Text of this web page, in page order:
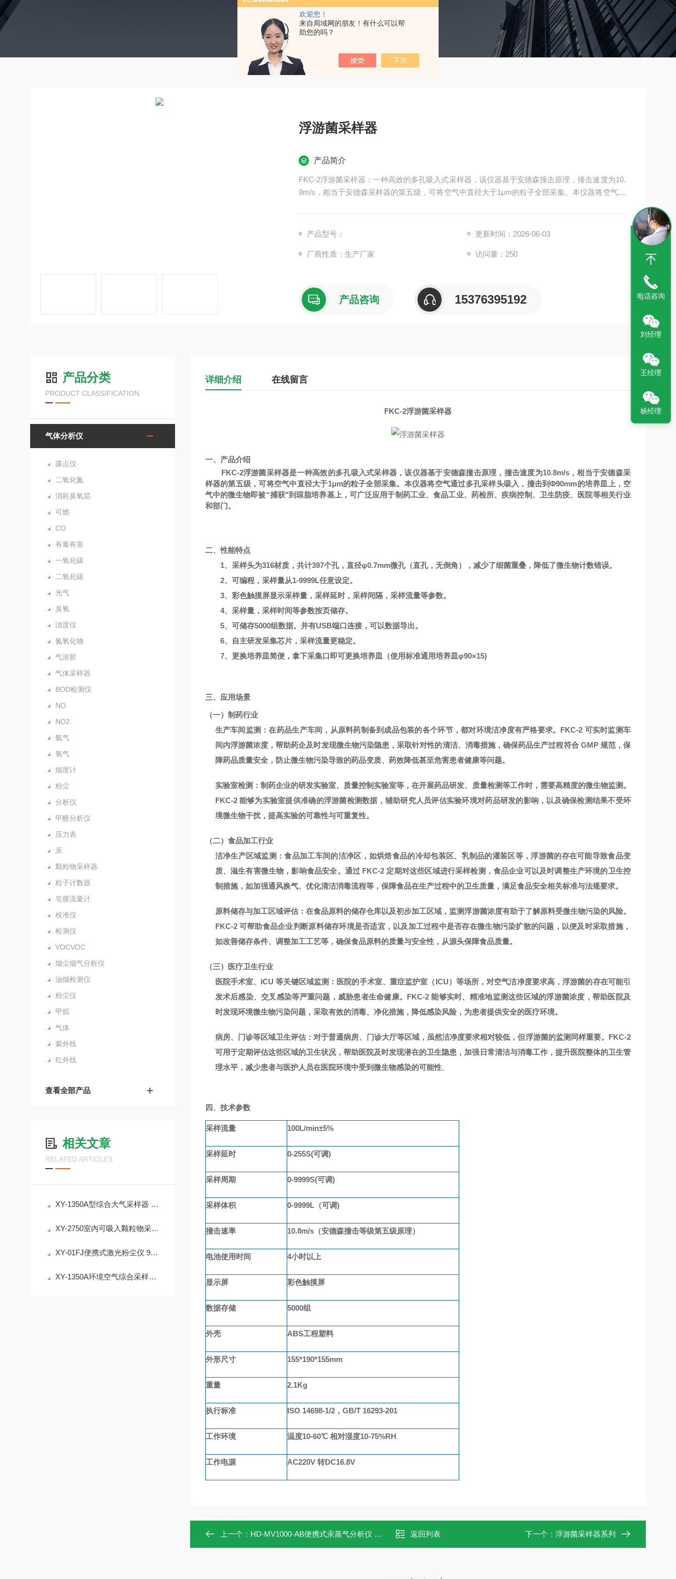
欢迎您！
来自局域网的朋友！有什么可以帮
助您的吗？
浮游菌采样器
产品简介
FKC-2浮游菌采样器：一种高效的多孔吸入式采样器，该仪器基于安德森撞击原理，撞击速度为10.
8m/s，相当于安德森采样器的第五级，可将空气中直径大于1μm的粒子全部采集。本仪器将空气通
产品型号：
更新时间：2026-06-03
厂商性质：生产厂家 访问量：250
产品咨询 15376395192
产品分类
PRODUCT CLASSIFICATION
气体分析仪
露点仪
二氧化氮
消耗臭氧层
可燃
CO
有毒有害
一氧化碳
二氧化碳
光气
臭氧
浊度仪
氮氧化物
气溶胶
气体采样器
BOD检测仪
NO
NO2
氨气
氢气
烟度计
粉尘
分析仪
甲醛分析仪
压力表
汞
颗粒物采样器
粒子计数器
皂膜流量计
校准仪
检测仪
VOCVOC
烟尘烟气分析仪
油烟检测仪
粉尘仪
甲烷
气体
紫外线
红外线
查看全部产品
相关文章
RELATED ARTICLES
XY-1350A型综合大气采样器 环境空气颗粒物采样器
XY-2750室内可吸入颗粒物采样器 PM2.5/PM10采样
XY-01FJ便携式激光粉尘仪 90度散射 自动清洁
XY-1350A环境空气综合采样器：多通道恒流恒温大气采样解决方案
详细介绍 在线留言
FKC-2浮游菌采样器
一、产品介绍
FKC-2浮游菌采样器是一种高效的多孔吸入式采样器，该仪器基于安德森撞击原理，撞击速度为10.8m/s，相当于安德森采
样器的第五级，可将空气中直径大于1μm的粒子全部采集。本仪器将空气通过多孔采样头吸入，撞击到Φ90mm的培养皿上，空
气中的微生物即被“捕获"到琼脂培养基上，可广泛应用于制药工业、食品工业、药检所、疾病控制、卫生防疫、医院等相关行业
和部门。
二、性能特点
1、采样头为316材质，共计397个孔，直径φ0.7mm微孔（直孔，无倒角），减少了细菌重叠，降低了微生物计数错误。
2、可编程，采样量从1-9999L任意设定。
3、彩色触摸屏显示采样量，采样延时，采样间隔，采样流量等参数。
4、采样量，采样时间等参数按页储存。
5、可储存5000组数据。并有USB端口连接，可以数据导出。
6、自主研发采集芯片，采样流量更稳定。
7、更换培养皿简便，拿下采集口即可更换培养皿（使用标准通用培养皿φ90×15)
三、应用场景
（一）制药行业
生产车间监测 ：在药品生产车间，从原料药制备到成品包装的各个环节，都对环境洁净度有严格要求。FKC-2 可实时监测车
间内浮游菌浓度，帮助药企及时发现微生物污染隐患，采取针对性的清洁、消毒措施，确保药品生产过程符合 GMP 规范，保
障药品质量安全，防止微生物污染导致的药品变质、药效降低甚至危害患者健康等问题。
实验室检测 ：制药企业的研发实验室、质量控制实验室等，在开展药品研发、质量检测等工作时，需要高精度的微生物监测。
FKC-2 能够为实验室提供准确的浮游菌检测数据，辅助研究人员评估实验环境对药品研发的影响，以及确保检测结果不受环
境微生物干扰，提高实验的可靠性与可重复性。
（二）食品加工行业
洁净生产区域监测 ：食品加工车间的洁净区，如烘焙食品的冷却包装区、乳制品的灌装区等，浮游菌的存在可能导致食品变
质、滋生有害微生物，影响食品安全。通过 FKC-2 定期对这些区域进行采样检测，食品企业可以及时调整生产环境的卫生控
制措施，如加强通风换气、优化清洁消毒流程等，保障食品在生产过程中的卫生质量，满足食品安全相关标准与法规要求。
原料储存与加工区域评估：在食品原料的储存仓库以及初步加工区域，监测浮游菌浓度有助于了解原料受微生物污染的风险。
FKC-2 可帮助食品企业判断原料储存环境是否适宜，以及加工过程中是否存在微生物污染扩散的问题，以便及时采取措施，
如改善储存条件、调整加工工艺等，确保食品原料的质量与安全性，从源头保障食品质量。
（三）医疗卫生行业
医院手术室、ICU 等关键区域监测 ：医院的手术室、重症监护室（ICU）等场所，对空气洁净度要求高，浮游菌的存在可能引
发术后感染、交叉感染等严重问题，威胁患者生命健康。FKC-2 能够实时、精准地监测这些区域的浮游菌浓度，帮助医院及
时发现环境微生物污染问题，采取有效的消毒、净化措施，降低感染风险，为患者提供安全的医疗环境。
病房、门诊等区域卫生评估 ：对于普通病房、门诊大厅等区域，虽然洁净度要求相对较低，但浮游菌的监测同样重要。FKC-2
可用于定期评估这些区域的卫生状况，帮助医院及时发现潜在的卫生隐患，加强日常清洁与消毒工作，提升医院整体的卫生管
理水平，减少患者与医护人员在医院环境中受到微生物感染的可能性。
四、技术参数
采样流量 100L/min±5%
采样延时 0-255S(可调)
采样周期 0-9999S(可调)
采样体积 0-9999L（可调)
撞击速率 10.8m/s（安德森撞击等级第五级原理）
电池使用时间 4小时以上
显示屏 彩色触摸屏
数据存储 5000组
外壳 ABS工程塑料
外形尺寸 155*190*155mm
重量 2.1Kg
执行标准 ISO 14698-1/2，GB/T 16293-201
工作环境 温度10-60℃ 相对湿度10-75%RH
工作电源 AC220V 转DC16.8V
上一个： HD-MV1000-AB便携式汞蒸气分析仪 汞排除测试 返回列表 下一个： 浮游菌采样器系列
电话咨询
刘经理
王经理
杨经理